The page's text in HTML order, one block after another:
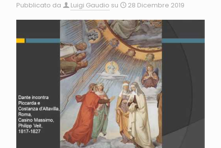
Pubblicato da Luigi Gaudio su 28 Dicembre 2019